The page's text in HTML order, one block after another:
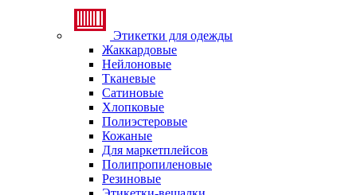
Этикетки для одежды
Жаккардовые
Нейлоновые
Тканевые
Сатиновые
Хлопковые
Полиэстеровые
Кожаные
Для маркетплейсов
Полипропиленовые
Резиновые